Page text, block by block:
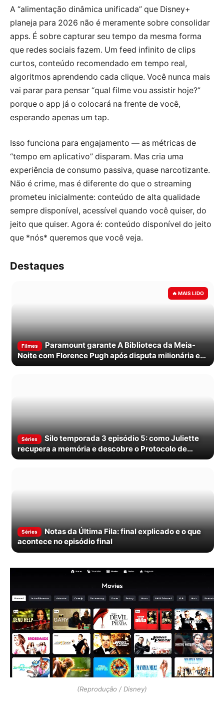
A “alimentação dinâmica unificada” que Disney+
planeja para 2026 não é meramente sobre consolidar
apps. É sobre capturar seu tempo da mesma forma
que redes sociais fazem. Um feed infinito de clips
curtos, conteúdo recomendado em tempo real,
algoritmos aprendendo cada clique. Você nunca mais
vai parar para pensar “qual filme vou assistir hoje?”
porque o app já o colocará na frente de você,
esperando apenas um tap.
Isso funciona para engajamento — as métricas de
“tempo em aplicativo” disparam. Mas cria uma
experiência de consumo passiva, quase narcotizante.
Não é crime, mas é diferente do que o streaming
prometeu inicialmente: conteúdo de alta qualidade
sempre disponível, acessível quando você quiser, do
jeito que quiser. Agora é: conteúdo disponível do jeito
que *nós* queremos que você veja.
Destaques
Filmes
Paramount garante A Biblioteca da Meia-
Noite com Florence Pugh após disputa milionária em
Cannes
Séries
Silo temporada 3 episódio 5: como Juliette
recupera a memória e descobre o Protocolo de
Salvaguarda
Séries
Notas da Última Fila: final explicado e o que
acontece no episódio final
(Reprodução / Disney)